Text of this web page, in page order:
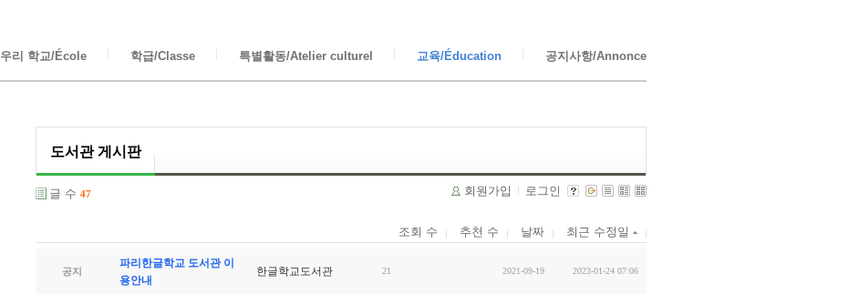
우리 학교/École 학급/Classe 특별활동/Atelier culturel 교육/Éducation 공지사항/Annonce
도서관 게시판
글 수 47 회원가입 로그인
조회 수 추천 수 날짜 최근 수정일
공지
파리한글학교 도서관 이
용안내
한글학교도서관 21 2021-09-19 2023-01-24 07:06